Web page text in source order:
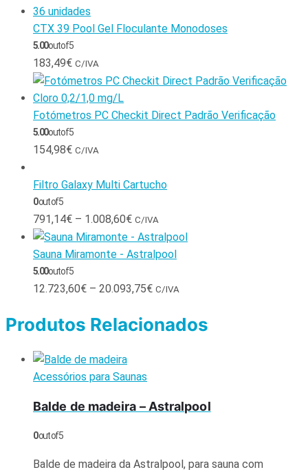
CTX 39 Pool Gel Floculante Monodoses
5.00out of 5
183,49€ C/IVA
Fotómetros PC Checkit Direct Padrão Verificação
5.00out of 5
154,98€ C/IVA
Filtro Galaxy Multi Cartucho
0out of 5
791,14€ – 1.008,60€ C/IVA
Sauna Miramonte - Astralpool
5.00out of 5
12.723,60€ – 20.093,75€ C/IVA
Produtos Relacionados
Acessórios para Saunas
Balde de madeira – Astralpool
0out of 5
Balde de madeira da Astralpool, para sauna com